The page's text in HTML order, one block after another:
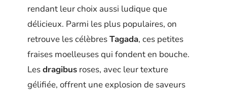
rendant leur choix aussi ludique que
délicieux. Parmi les plus populaires, on
retrouve les célèbresTagada, ces petites
fraises moelleuses qui fondent en bouche.
Lesdragibus roses, avec leur texture
gélifiée, offrent une explosion de saveurs